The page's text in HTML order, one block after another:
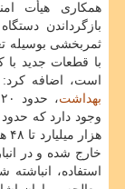
همكاری هیأت
بازگرداندن
ثمربخشی بوسیله
با قطعات جدید
است، اضافه
بهداشت
خارج شده و در
استفاده،